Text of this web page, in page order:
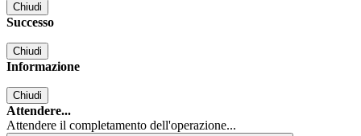
Chiudi
Successo
Chiudi
Informazione
Chiudi
Attendere...
Attendere il completamento dell'operazione...